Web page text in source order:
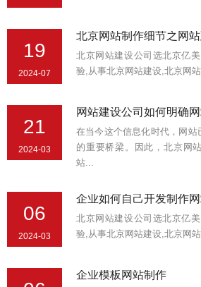
19
2024-07
北京网站制作细节之网
北京网站建设公司选北京亿
验,从事北京网站建设,北京网
21
2024-03
网站建设公司如何明确
在当今这个信息化时代，网
的重要桥梁。因此，北京网
站...
06
2024-03
企业如何自己开发制作
北京网站建设公司选北京亿
验,从事北京网站建设,北京网
企业模板网站制作